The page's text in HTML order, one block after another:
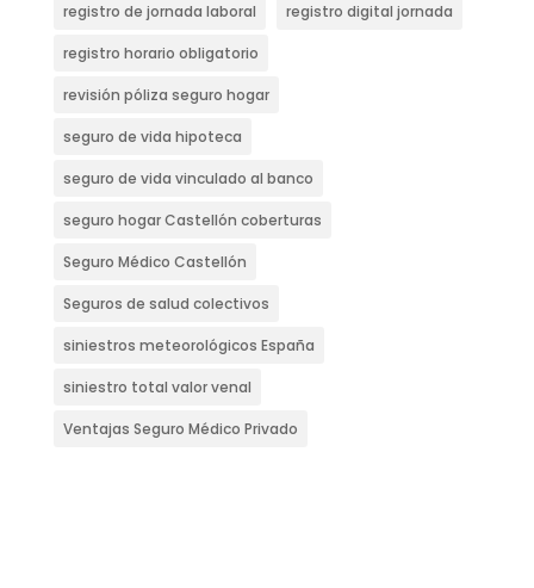
registro de jornada laboral registro digital jornada
registro horario obligatorio
revisión póliza seguro hogar
seguro de vida hipoteca
seguro de vida vinculado al banco
seguro hogar Castellón coberturas
Seguro Médico Castellón
Seguros de salud colectivos
siniestros meteorológicos España
siniestro total valor venal
Ventajas Seguro Médico Privado